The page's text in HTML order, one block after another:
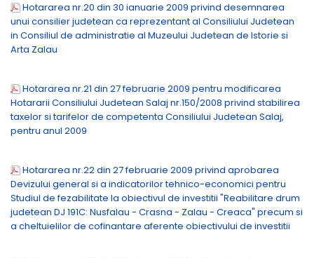
Hotararea nr.20 din 30 ianuarie 2009 privind desemnarea
unui consilier judetean ca reprezentant al Consiliului Judetean
in Consiliul de administratie al Muzeului Judetean de Istorie si
Arta Zalau
Hotararea nr.21 din 27 februarie 2009 pentru modificarea
Hotararii Consiliului Judetean Salaj nr.150/2008 privind stabilirea
taxelor si tarifelor de competenta Consiliului Judetean Salaj,
pentru anul 2009
Hotararea nr.22 din 27 februarie 2009 privind aprobarea
Devizului general si a indicatorilor tehnico-economici pentru
Studiul de fezabilitate la obiectivul de investitii "Reabilitare drum
judetean DJ 191C: Nusfalau - Crasna - Zalau - Creaca" precum si
a cheltuielilor de cofinantare aferente obiectivului de investitii